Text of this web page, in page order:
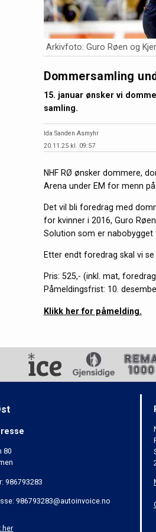
Arkivfoto: Guro Røen og
Dommersamling
15. januar ønsker vi
samling.
Ida Sanden Asmyhr
20.11.25 kl. 09:57
NHF RØ ønsker dommere,
Arena under EM for menn
Det vil bli foredrag med
for kvinner i 2016, Guro
Solution som er nabobygget
Etter endt foredrag skal vi
Pris: 525,- (inkl. mat,
Påmeldingsfrist: 10.
Klikk her for påmelding.
80
986793283
986793283@autoinvoice.no
her